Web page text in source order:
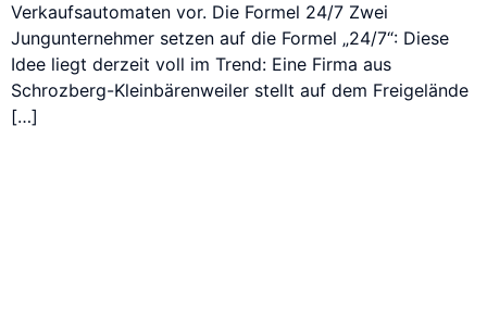
Verkaufsautomaten vor. Die Formel 24/7 Zwei
Jungunternehmer setzen auf die Formel „24/7“: Diese
Idee liegt derzeit voll im Trend: Eine Firma aus
Schrozberg-Kleinbärenweiler stellt auf dem Freigelände
[…]